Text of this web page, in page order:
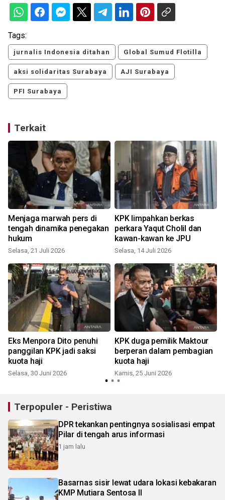
Tags:
jurnalis Indonesia ditahan Global Sumud Flotilla
aksi solidaritas Surabaya AJI Surabaya
PFI Surabaya
Terkait
Menjaga marwah pers di
tengah dinamika penegakan
hukum
Selasa, 21 Juli 2026
KPK limpahkan berkas
perkara Yaqut Cholil dan
kawan-kawan ke JPU
Selasa, 14 Juli 2026
Eks Menpora Dito penuhi
panggilan KPK jadi saksi
kuota haji
Selasa, 30 Juni 2026
KPK duga pemilik Maktour
berperan dalam pembagian
kuota haji
Kamis, 25 Juni 2026
Terpopuler - Peristiwa
DPR tekankan pentingnya sosialisasi empat
Pilar di tengah arus informasi
1 jam lalu
Basarnas sisir lewat udara lokasi kebakaran
KMP Mutiara Sentosa II